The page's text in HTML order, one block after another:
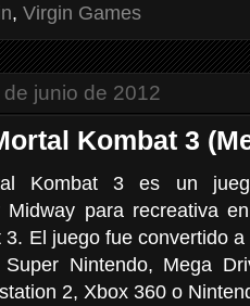
, Virgin Games
junio de 2012
Kombat 3
Kombat 3 es un
Midway para recreativa
3. El juego fue convertido
Nintendo, Mega
2, Xbox 360 o